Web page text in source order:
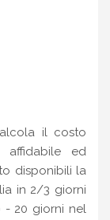
il costo
affidabile ed
disponibili la
in 2/3 giorni
- 20 giorni nel